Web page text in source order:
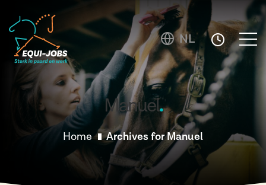
NL
Manuel
Home Archives for Manuel